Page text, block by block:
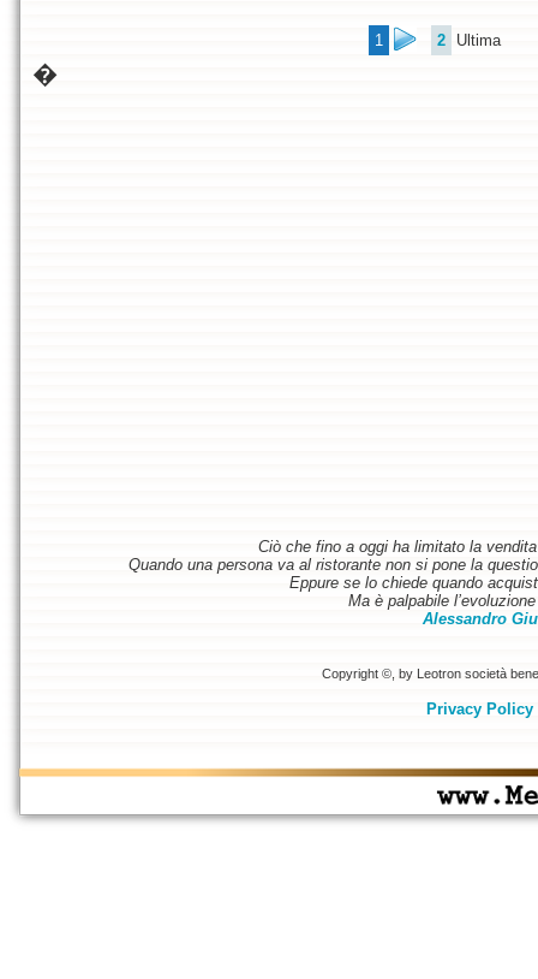
1 2 Ultima
�
Ciò che fino a oggi ha limitato la
Quando una persona va al ristorante non si pone la
Eppure se lo chiede quando
Ma è palpabile
Alessandro
Copyright ©, by Leotron società
Privacy Policy